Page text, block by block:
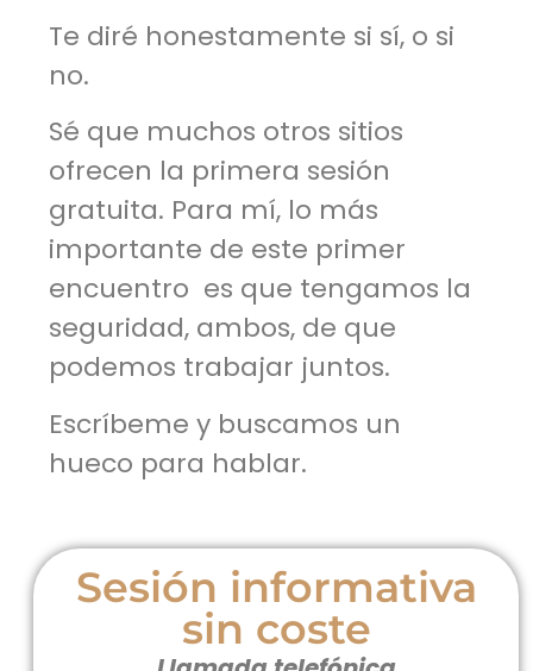
Te diré honestamente si sí, o si
no.
Sé que muchos otros sitios
ofrecen la primera sesión
gratuita. Para mí, lo más
importante de este primer
encuentro es que tengamos la
seguridad, ambos, de que
podemos trabajar juntos.
Escríbeme y buscamos un
hueco para hablar.
Sesión informativa
sin coste